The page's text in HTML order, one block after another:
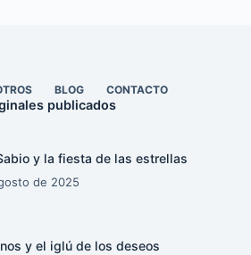
BLOG CONTACTO
publicados
y la fiesta de las estrellas
de 2025
y el iglú de los deseos